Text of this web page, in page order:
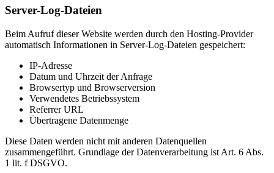
Server-Log-Dateien
Beim Aufruf dieser Website werden durch den Hosting-Provider
automatisch Informationen in Server-Log-Dateien gespeichert:
IP-Adresse
Datum und Uhrzeit der Anfrage
Browsertyp und Browserversion
Verwendetes Betriebssystem
Referrer URL
Übertragene Datenmenge
Diese Daten werden nicht mit anderen Datenquellen
zusammengeführt. Grundlage der Datenverarbeitung ist Art. 6 Abs.
1 lit. f DSGVO.